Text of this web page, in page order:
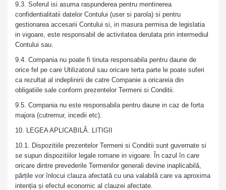
9.3. Soferul isi asuma raspunderea pentru mentinerea
confidentialitatii datelor Contului (user si parola) si pentru
gestionarea accesarii Contului si, in masura permisa de legislatia
in vigoare, este responsabil de activitatea derulata prin intermediul
Contului sau.
9.4. Compania nu poate fi tinuta responsabila pentru daune de
orice fel pe care Utilizatorul sau oricare terta parte le poate suferi
ca rezultat al indeplinirii de catre Companie a oricareia din
obligatiile sale conform prezentelor Termeni si Conditii.
9.5. Compania nu este responsabila pentru daune in caz de forta
majora (cutremur, incedii etc).
10. LEGEA APLICABILĂ. LITIGII
10.1. Dispozitiile prezentelor Termeni si Conditii sunt guvernate si
se supun dispozitiilor legale romane in vigoare. În cazul în care
oricare dintre prevederile Termenilor generali devine inaplicabilă,
părțile vor înlocui clauza afectată cu una valabilă care va aproxima
intenția și efectul economic al clauzei afectate.